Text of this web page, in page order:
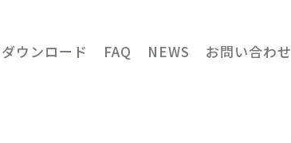
ウンロード FAQ NEWS お問い合わせ